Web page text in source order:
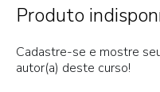
Produto
Cadastre-se e mostre
autor(a) deste curso!